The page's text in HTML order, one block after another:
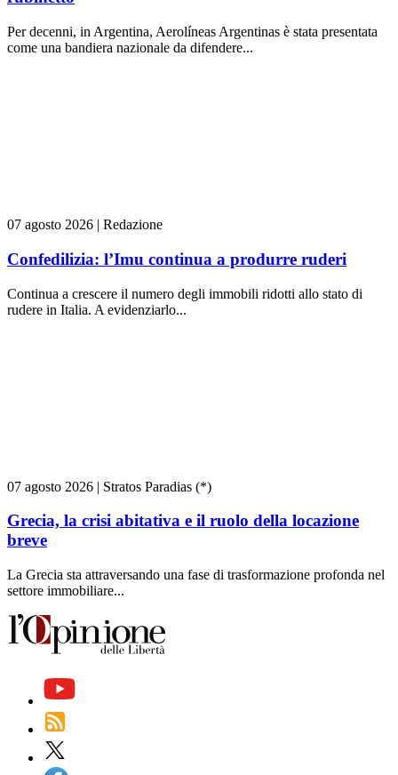
Per decenni, in Argentina, Aerolíneas Argentinas è stata presentata
come una bandiera nazionale da difendere...
07 agosto 2026 | Redazione
Confedilizia: l’Imu continua a produrre ruderi
Continua a crescere il numero degli immobili ridotti allo stato di
rudere in Italia. A evidenziarlo...
07 agosto 2026 | Stratos Paradias (*)
Grecia, la crisi abitativa e il ruolo della locazione
breve
La Grecia sta attraversando una fase di trasformazione profonda nel
settore immobiliare...